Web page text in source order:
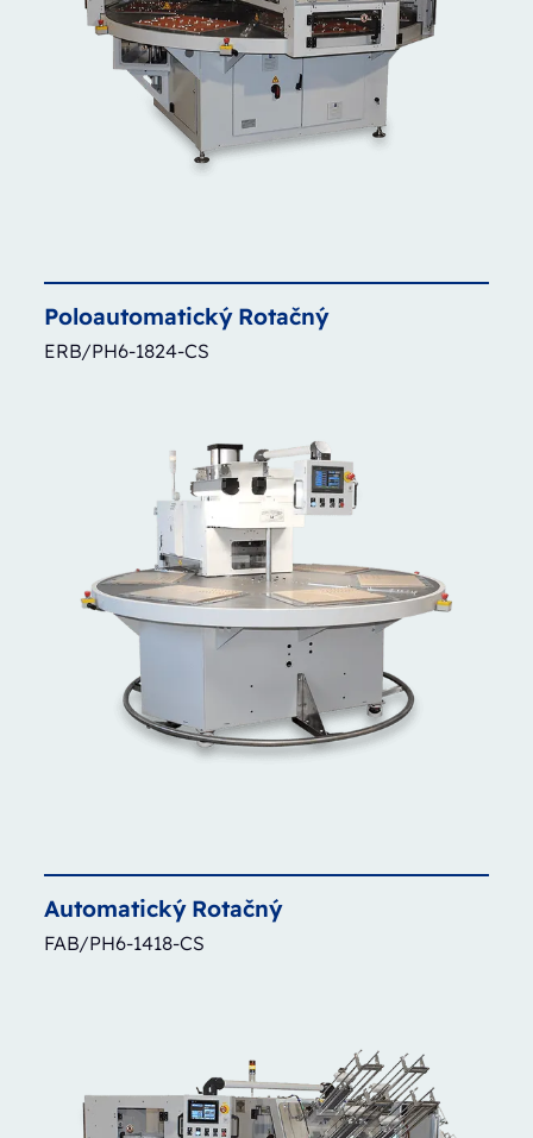
Poloautomatický Rotačný
ERB/PH6-1824-CS
Automatický Rotačný
FAB/PH6-1418-CS